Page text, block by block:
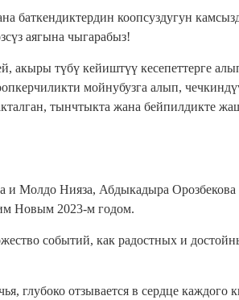
баткендиктердин коопсуздугун
аягына чыгарабыз!
акыры түбү кейиштүү кесепеттерге
мойнубузга алып,
тынчтыкта жана бейпилдикте
и Молдо Нияза, Абдыкадыра
Новым 2023-м годом.
событий, как радостных и
глубоко отзывается в сердце каждого